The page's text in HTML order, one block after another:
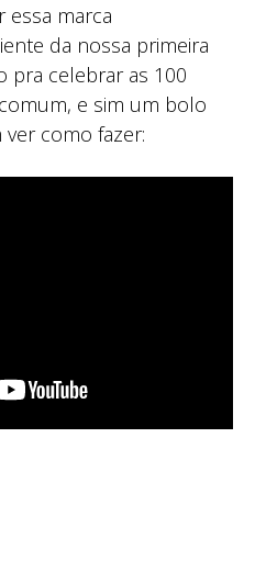
essa marca
da nossa primeira
pra celebrar as 100
e sim um bolo
como fazer: